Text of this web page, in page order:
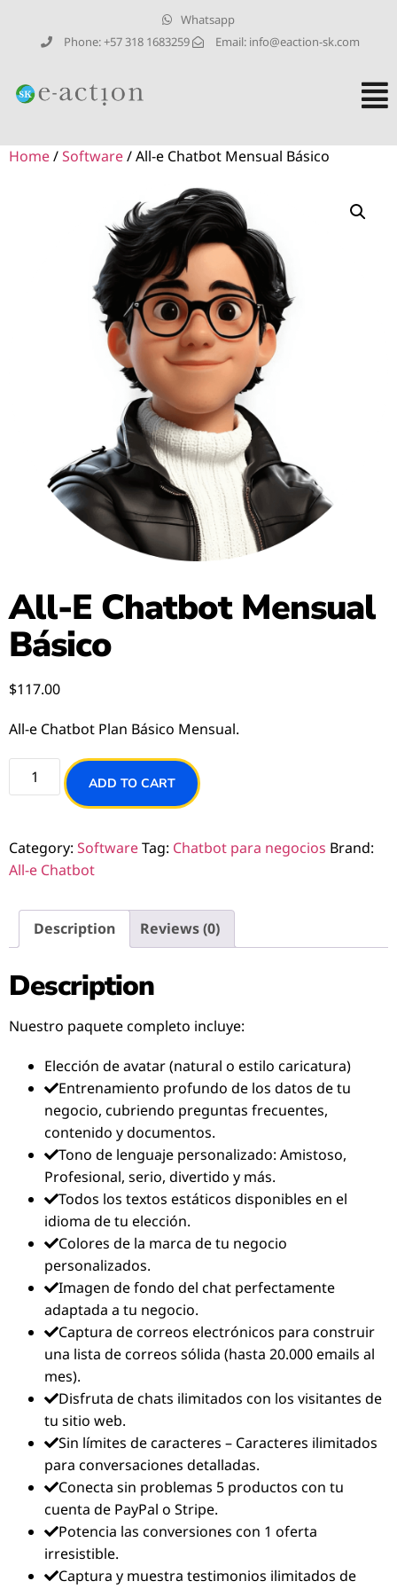
Whatsapp
Phone: +57 318 1683259
Email: info@eaction-sk.com
Home/Software/ All-e Chatbot Mensual Básico
All-E Chatbot Mensual
Básico
$117.00
All-e Chatbot Plan Básico Mensual.
ADD TO CART
Category: SoftwareTag: Chatbot para negocios Brand:
All-e Chatbot
Description Reviews (0)
Description
Nuestro paquete completo incluye:
Elección de avatar (natural o estilo caricatura)
Entrenamiento profundo de los datos de tu
negocio, cubriendo preguntas frecuentes,
contenido y documentos.
Tono de lenguaje personalizado: Amistoso,
Profesional, serio, divertido y más.
Todos los textos estáticos disponibles en el
idioma de tu elección.
Colores de la marca de tu negocio
personalizados.
Imagen de fondo del chat perfectamente
adaptada a tu negocio.
Captura de correos electrónicos para construir
una lista de correos sólida (hasta 20.000 emails al
mes).
Disfruta de chats ilimitados con los visitantes de
tu sitio web.
Sin límites de caracteres – Caracteres ilimitados
para conversaciones detalladas.
Conecta sin problemas 5 productos con tu
cuenta de PayPal o Stripe.
Potencia las conversiones con 1 oferta
irresistible.
Captura y muestra testimonios ilimitados de